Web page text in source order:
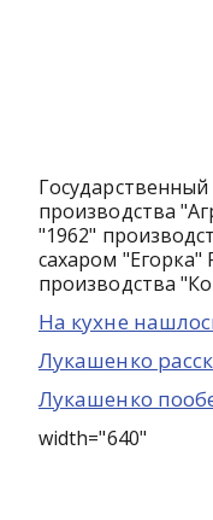
производства
"1962"
сахаром
производства
На кухне
Лукашенко
Лукашенко
width="640"